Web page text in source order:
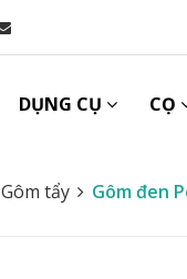
DỤNG CỤ CỌ
Gôm tẩy Gôm đen